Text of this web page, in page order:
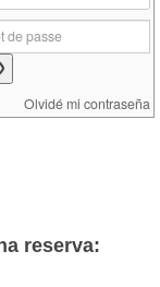
reserva:
Olvidé mi contraseña